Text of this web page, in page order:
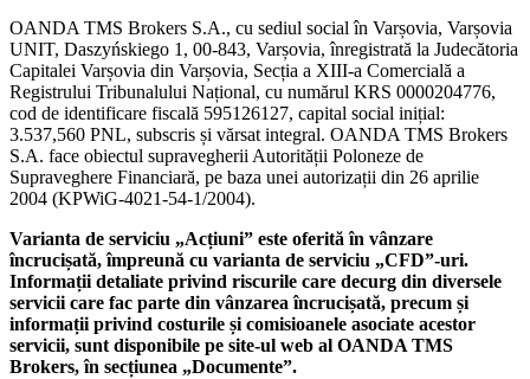
OANDA TMS Brokers S.A., cu sediul social în Varșovia, Varșovia
UNIT, Daszyńskiego 1, 00-843, Varșovia, înregistrată la Judecătoria
Capitalei Varșovia din Varșovia, Secția a XIII-a Comercială a
Registrului Tribunalului Național, cu numărul KRS 0000204776,
cod de identificare fiscală 595126127, capital social inițial:
3.537,560 PNL, subscris și vărsat integral. OANDA TMS Brokers
S.A. face obiectul supravegherii Autorității Poloneze de
Supraveghere Financiară, pe baza unei autorizații din 26 aprilie
2004 (KPWiG-4021-54-1/2004).
Varianta de serviciu „Acțiuni” este oferită în vânzare
încrucișată, împreună cu varianta de serviciu „CFD”-uri.
Informații detaliate privind riscurile care decurg din diversele
servicii care fac parte din vânzarea încrucișată, precum și
informații privind costurile și comisioanele asociate acestor
servicii, sunt disponibile pe site-ul web al OANDA TMS
Brokers, în secțiunea „Documente”.